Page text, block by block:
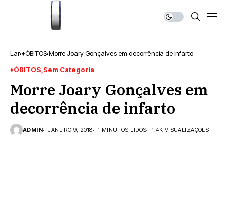
Lar ♦ÓBITOS Morre Joary Gonçalves em decorrência de infarto
♦ÓBITOS Sem Categoria
Morre Joary Gonçalves em
decorrência de infarto
ADMIN JANEIRO 9, 2018 1 MINUTOS LIDOS 1.4K VISUALIZAÇÕES